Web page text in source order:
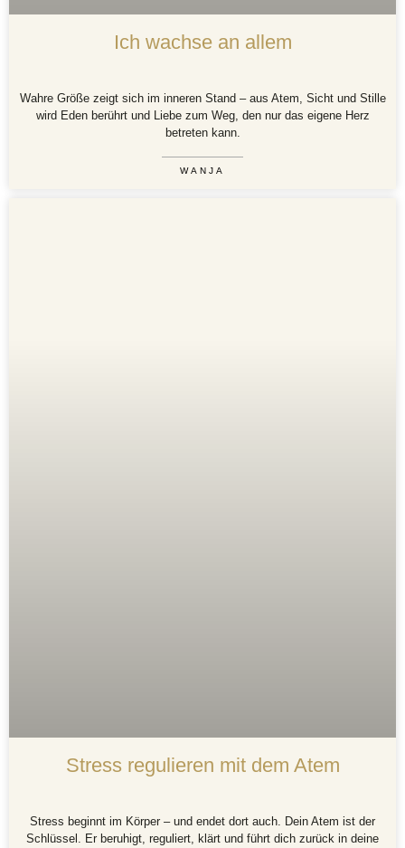
Ich wachse an allem
Wahre Größe zeigt sich im inneren Stand – aus Atem, Sicht und Stille
wird Eden berührt und Liebe zum Weg, den nur das eigene Herz
betreten kann.
WANJA
Stress regulieren mit dem Atem
Stress beginnt im Körper – und endet dort auch. Dein Atem ist der
Schlüssel. Er beruhigt, reguliert, klärt und führt dich zurück in deine